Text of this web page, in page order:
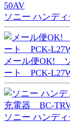
ソニー ハンデ
メール便OK!
ート PCK-
ソニー ハンデ